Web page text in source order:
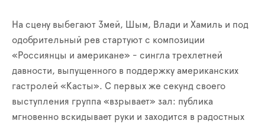
На сцену выбегают Змей, Шым, Влади и Хамиль и под
одобрительный рев стартуют с композиции
«Россиянцы и американе» - сингла трехлетней
давности, выпущенного в поддержку американских
гастролей «Касты». С первых же секунд своего
выступления группа «взрывает» зал: публика
мгновенно вскидывает руки и заходится в радостных